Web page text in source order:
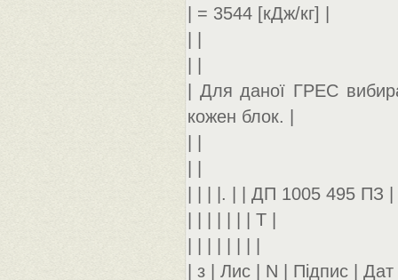
| = 3544 [кДж/кг] |
| Для даної ГРЕС
кожен блок. |
| | | |. | | ДП 1005 495 ПЗ
| | | | | | | Т |
| з | Лис | N | Підпис |